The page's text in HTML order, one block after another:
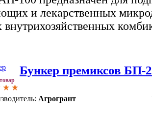
и лекарственных
внутрихозяйственных
Бункер премиксов БП-2
Агрогрант